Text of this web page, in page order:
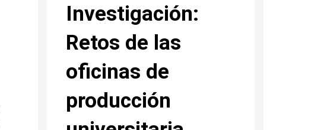
Investigación:
Retos de las
oficinas de
producción